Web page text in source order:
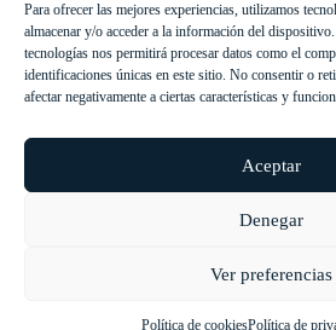
Para ofrecer las mejores experiencias, utilizamos
almacenar y/o acceder a la información del
tecnologías nos permitirá procesar datos como el
identificaciones únicas en este sitio. No consentir o
afectar negativamente a ciertas características y
Aceptar
Denegar
Ver preferencias
Política de cookiesPolítica de
Noticias
Trabaja
Política de privacidad
Canal
© 2026 Endurance Motive